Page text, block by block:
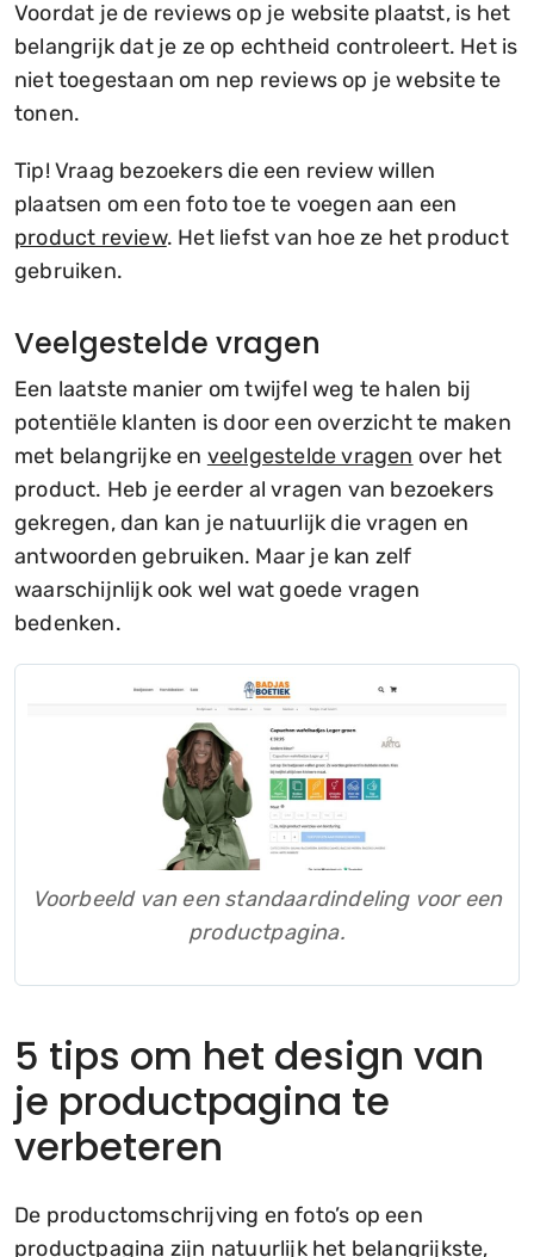
Voordat je de reviews op je website plaatst, is het
belangrijk dat je ze op echtheid controleert. Het is
niet toegestaan om nep reviews op je website te
tonen.
Tip! Vraag bezoekers die een review willen
plaatsen om een foto toe te voegen aan een
product review. Het liefst van hoe ze het product
gebruiken.
Veelgestelde vragen
Een laatste manier om twijfel weg te halen bij
potentiële klanten is door een overzicht te maken
met belangrijke en veelgestelde vragen over het
product. Heb je eerder al vragen van bezoekers
gekregen, dan kan je natuurlijk die vragen en
antwoorden gebruiken. Maar je kan zelf
waarschijnlijk ook wel wat goede vragen
bedenken.
Voorbeeld van een standaardindeling voor een
productpagina.
5 tips om het design van
je productpagina te
verbeteren
De productomschrijving en foto’s op een
productpagina zijn natuurlijk het belangrijkste,